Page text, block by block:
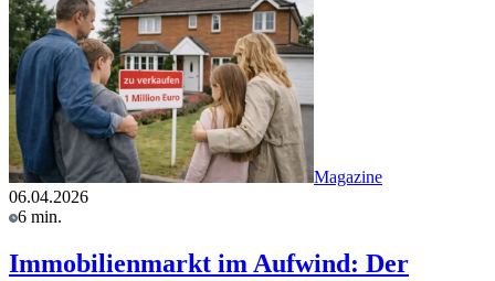
Magazine
06.04.2026
6 min.
Immobilienmarkt im Aufwind: Der